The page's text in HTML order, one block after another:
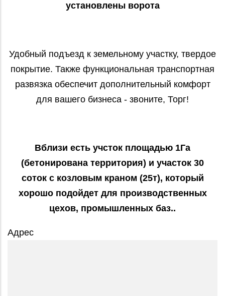
установлены ворота
Удобный подъезд к земельному участку, твердое
покрытие. Также функциональная транспортная
развязка обеспечит дополнительный комфорт
для вашего бизнеса - звоните, Торг!
Вблизи есть учсток площадью 1Га
(бетонирована территория) и участок 30
соток с козловым краном (25т), который
хорошо подойдет для производственных
цехов, промышленных баз..
Адрес